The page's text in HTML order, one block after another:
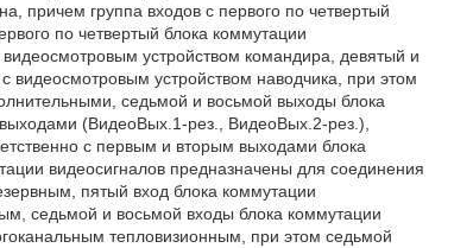
причем группа входов с первого по четвертый
по четвертый блока коммутации
устройством командира, девятый и
видеосмотровым устройством наводчика, при этом
седьмой и восьмой выходы блока
(ВидеоВых.1-рез., ВидеоВых.2-рез.),
с первым и вторым выходами блока
видеосигналов предназначены для соединения
пятый вход блока коммутации
седьмой и восьмой входы блока коммутации
тепловизионным, при этом седьмой